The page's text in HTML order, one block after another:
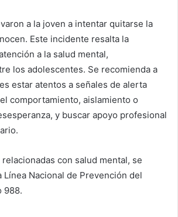
a la joven a intentar quitarse la
Este incidente resalta la
a la salud mental,
los adolescentes. Se recomienda a
estar atentos a señales de alerta
comportamiento, aislamiento o
y buscar apoyo profesional
con salud mental, se
Línea Nacional de Prevención del
988.​